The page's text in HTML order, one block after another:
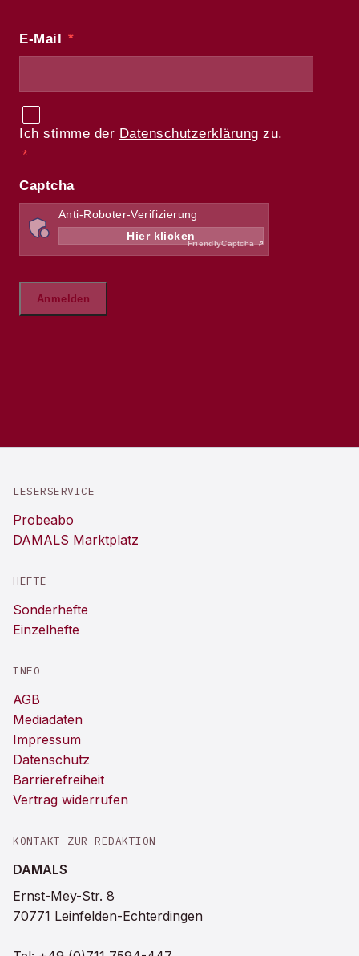
LESERSERVICE
Probeabo
DAMALS Marktplatz
HEFTE
Sonderhefte
Einzelhefte
INFO
AGB
Mediadaten
Impressum
Datenschutz
Barrierefreiheit
Vertrag widerrufen
KONTAKT ZUR REDAKTION
DAMALS
Ernst-Mey-Str. 8
70771 Leinfelden-Echterdingen